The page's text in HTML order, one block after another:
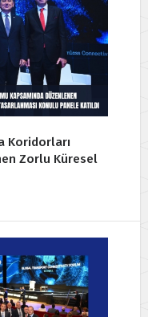
Koridorları
Zorlu Küresel